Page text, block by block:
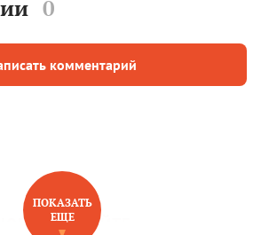
0
комментарий
НОВОЕ НА САЙТЕ
ПОКАЗАТЬ
ЕЩЕ